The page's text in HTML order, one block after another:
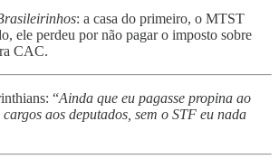
: a casa do primeiro, o MTST
ele perdeu por não pagar o imposto sobre
CAC.
“Ainda que eu pagasse propina ao
cargos aos deputados, sem o STF eu nada